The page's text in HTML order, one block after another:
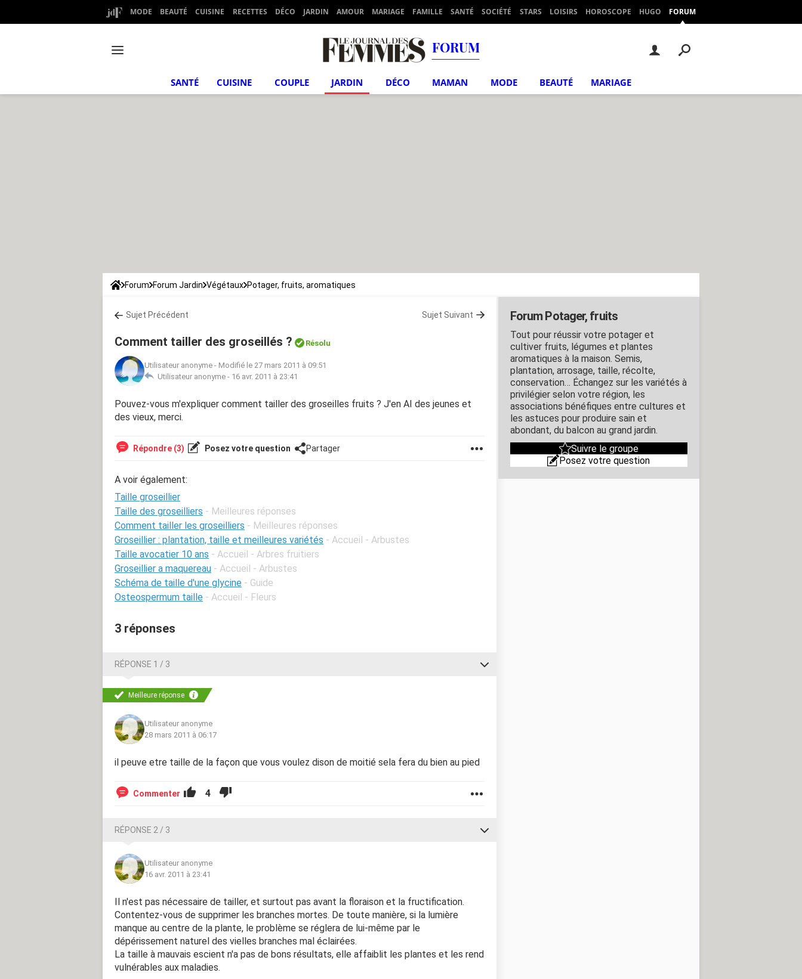
MODE BEAUTÉ CUISINE RECETTES DÉCO JARDIN AMOUR MARIAGE FAMILLE SANTÉ SOCIÉTÉ STARS LOISIRS HOROSCOPE HUGO FORUM
FORUM
SANTÉ CUISINE COUPLE JARDIN DÉCO MAMAN MODE BEAUTÉ MARIAGE
Forum Forum Jardin Végétaux Potager, fruits, aromatiques
Sujet Précédent Sujet Suivant
Comment tailler des groseillés ? Résolu
Utilisateur anonyme - Modifié le 27 mars 2011 à 09:51
Utilisateur anonyme - 16 avr. 2011 à 23:41
Pouvez-vous m'expliquer comment tailler des groseilles fruits ? J'en AI des jeunes et
des vieux, merci.
Répondre (3) Posez votre question Partager
A voir également:
Taille groseillier
Taille des groseilliers - Meilleures réponses
Comment tailler les groseilliers - Meilleures réponses
Groseillier : plantation, taille et meilleures variétés - Accueil - Arbustes
Taille avocatier 10 ans - Accueil - Arbres fruitiers
Groseillier a maquereau - Accueil - Arbustes
Schéma de taille d'une glycine - Guide
Osteospermum taille - Accueil - Fleurs
3 réponses
RÉPONSE 1 / 3
Meilleure réponse
Utilisateur anonyme
28 mars 2011 à 06:17
il peuve etre taille de la façon que vous voulez dison de moitié sela fera du bien au pied
Commenter 4
RÉPONSE 2 / 3
Utilisateur anonyme
16 avr. 2011 à 23:41
Il n'est pas nécessaire de tailler, et surtout pas avant la floraison et la fructification.
Contentez-vous de supprimer les branches mortes. De toute manière, si la lumière
manque au centre de la plante, le problème se réglera de lui-même par le
dépérissement naturel des vielles branches mal éclairées.
La taille à mauvais escient n'a pas de bons résultats, elle affaiblit les plantes et les rend
vulnérables aux maladies.
Forum Potager, fruits
Tout pour réussir votre potager et
cultiver fruits, légumes et plantes
aromatiques à la maison. Semis,
plantation, arrosage, taille, récolte,
conservation… Échangez sur les variétés à
privilégier selon votre région, les
associations bénéfiques entre cultures et
les astuces pour produire sain et
abondant, du balcon au grand jardin.
Suivre le groupe
Posez votre question